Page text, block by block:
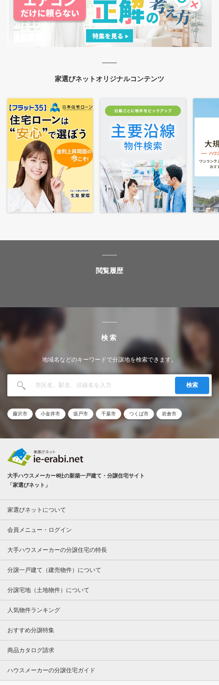
家選びネットオリジナルコンテンツ
閲覧履歴
検索
地域名などのキーワードで分譲地を検索できます。
検索
藤沢市 小金井市 坂戸市 千葉市 つくば市 岩倉市
大手ハウスメーカー8社の新築一戸建て・分譲住宅サイト
「家選びネット」
家選びネットについて
会員メニュー・ログイン
大手ハウスメーカーの分譲住宅の特長
分譲一戸建て（建売物件）について
分譲宅地（土地物件）について
人気物件ランキング
おすすめ分譲特集
商品カタログ請求
ハウスメーカーの分譲住宅ガイド